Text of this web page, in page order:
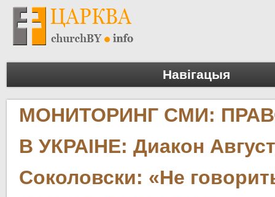
Навігацыя
МОНИТОРИНГ СМИ:
В УКРАІНЕ: Диакон
Соколовски: «Не